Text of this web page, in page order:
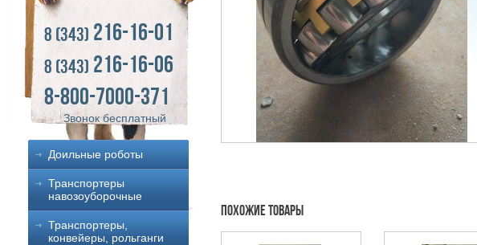
8 (343) 216-16-01
8 (343) 216-16-06
8-800-7000-371
Звонок бесплатный
Доильные роботы
Транспортеры
навозоуборочные
Транспортеры,
конвейеры, рольганги
Похожие товары